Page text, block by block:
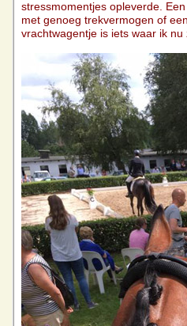
stressmomentjes opleverde.
met genoeg trekvermogen of een
vrachtwagentje is iets waar ik